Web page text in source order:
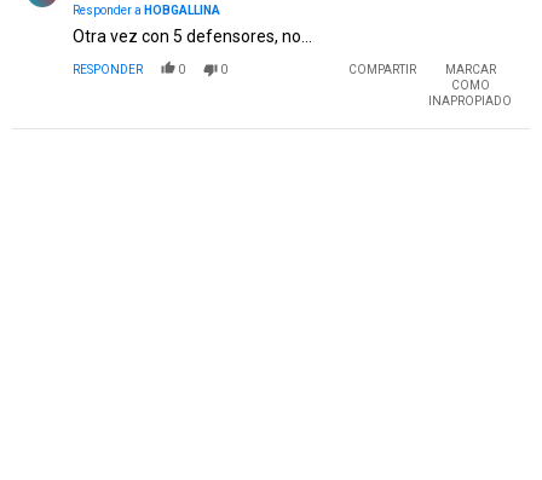
Responder a HOBGALLINA
Otra vez con 5 defensores, no...
RESPONDER 0 0 COMPARTIR
MARCAR
COMO
INAPROPIADO